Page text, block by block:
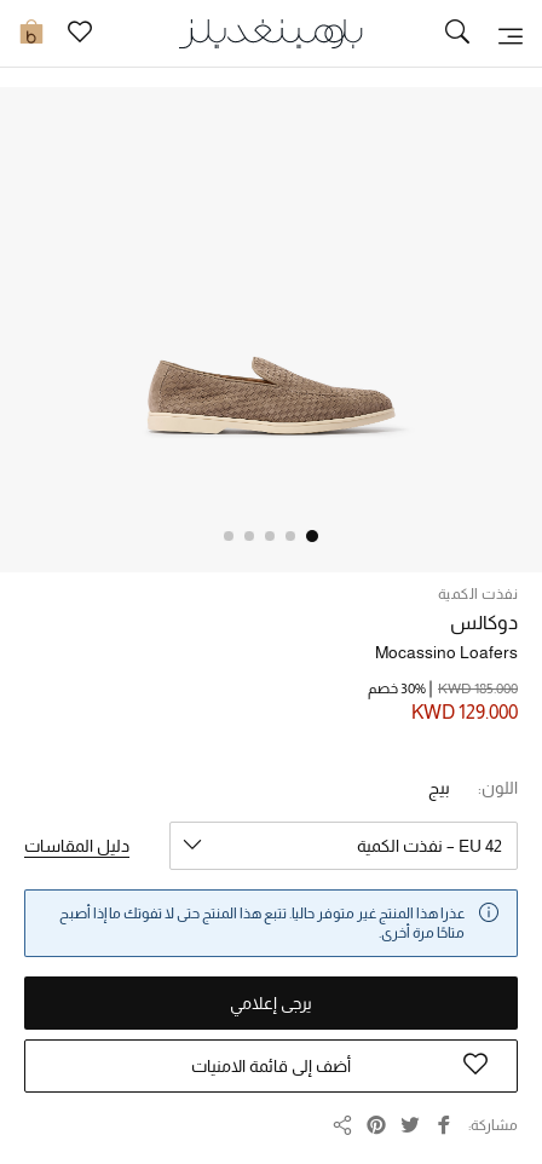
0 تخفيضات
خصم حتى 70%
تسوقوا الآن
ما وصلنا حديثاً
الموسم الجديد
النساء
أحذية النسائية
نفذت الكمية
دوكالس
Mocassino Loafers
KWD 129.000
KWD 185.000 30% خصم
اللون: بيج
EU 42 – نفذت الكمية دليل المقاسات
عذرا هذا المنتج غير متوفر حاليا. تتبع هذا المنتج حتى لا تفوتك ما إذا أصبح
متاحًا مرة أخرى.
يرجى إعلامي
أضف إلى قائمة الامنيات
مشاركة